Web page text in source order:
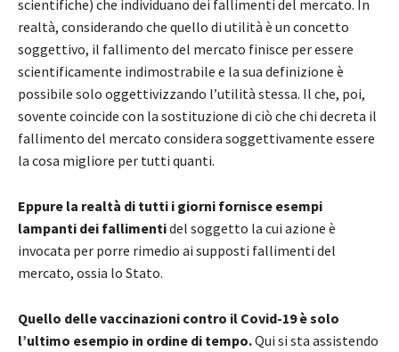
scientifiche) che individuano dei fallimenti del mercato. In
realtà, considerando che quello di utilità è un concetto
soggettivo, il fallimento del mercato finisce per essere
scientificamente indimostrabile e la sua definizione è
possibile solo oggettivizzando l’utilità stessa. Il che, poi,
sovente coincide con la sostituzione di ciò che chi decreta il
fallimento del mercato considera soggettivamente essere
la cosa migliore per tutti quanti.
Eppure la realtà di tutti i giorni fornisce esempi
lampanti dei fallimentidel soggetto la cui azione è
invocata per porre rimedio ai supposti fallimenti del
mercato, ossia lo Stato.
Quello delle vaccinazioni contro il Covid-19 è solo
l’ultimo esempio in ordine di tempo.Qui si sta assistendo